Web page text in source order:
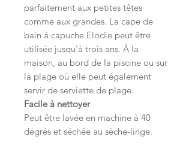
parfaitement aux petites têtes
comme aux grandes. La cape de
bain à capuche Elodie peut être
utilisée jusqu’à trois ans. À la
maison, au bord de la piscine ou sur
la plage où elle peut également
servir de serviette de plage.
Facile à nettoyer
Peut être lavée en machine à 40
degrés et séchée au sèche-linge.